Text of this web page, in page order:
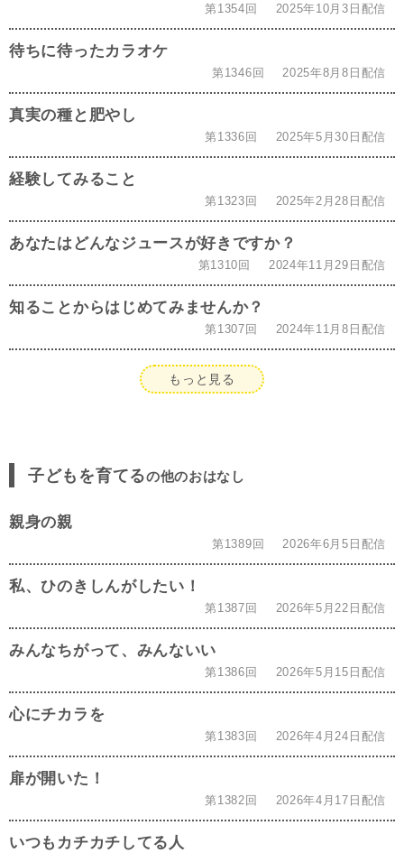
第1354回 2025年10月3日配信
待ちに待ったカラオケ
第1346回 2025年8月8日配信
真実の種と肥やし
第1336回 2025年5月30日配信
経験してみること
第1323回 2025年2月28日配信
あなたはどんなジュースが好きですか？
第1310回 2024年11月29日配信
知ることからはじめてみませんか？
第1307回 2024年11月8日配信
もっと見る
子どもを育てるの他のおはなし
親身の親
第1389回 2026年6月5日配信
私、ひのきしんがしたい！
第1387回 2026年5月22日配信
みんなちがって、みんないい
第1386回 2026年5月15日配信
心にチカラを
第1383回 2026年4月24日配信
扉が開いた！
第1382回 2026年4月17日配信
いつもカチカチしてる人